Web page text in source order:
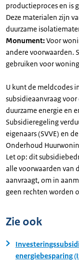
productieproces en is
Deze materialen zijn
duurzame
Monument:Voor
andere voorwaarden.
gebruiken voor
U kunt de meldcodes
subsidieaanvraag
duurzame energie en
Subsidieregeling
eigenaars (SVVE) en
Onderhoud
Let op: dit
alle voorwaarden van
aanvraagt, om in
geen rechten worden
Zie ook
energiebesparing